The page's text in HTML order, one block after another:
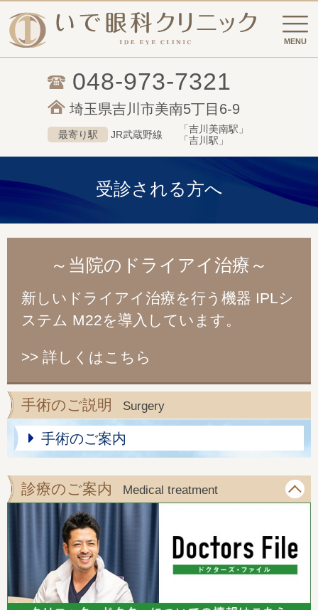
048-973-7321
埼玉県吉川市美南5丁目6-9
最寄り駅 JR武蔵野線
「吉川美南駅」
「吉川駅」
受診される方へ
～当院のドライアイ治療～
新しいドライアイ治療を行う機器 IPLシ
ステム M22を導入しています。
>> 詳しくはこちら
手術のご説明 Surgery
手術のご案内
診療のご案内 Medical treatment
一般眼科
小児眼科
白内障